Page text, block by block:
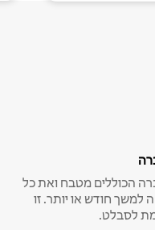
הכוללים מטבח ואת כל
למשך חודש או יותר. זו
לסבלט.